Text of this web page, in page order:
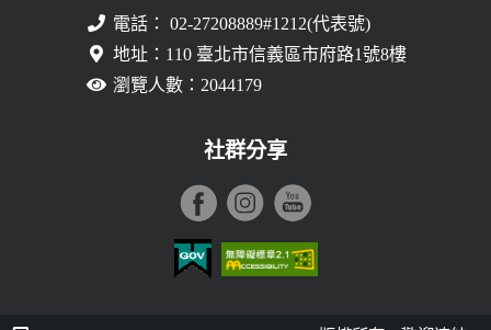
電話： 02-27208889#1212(代表號)
地址：110 臺北市信義區市府路1號8樓
瀏覽人數：2044179
社群分享